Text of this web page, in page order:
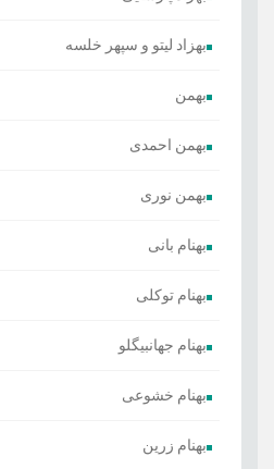
بهزاد لیتو و سپهر خلسه
بهمن
بهمن احمدی
بهمن نوری
بهنام بانی
بهنام توکلی
بهنام جهانبیگلو
بهنام خشوعی
بهنام زرین